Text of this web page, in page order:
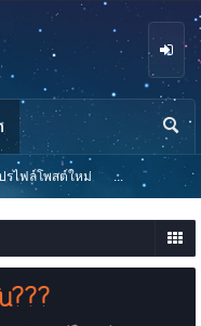
???
รไฟล์โพสต์ใหม่ ...
นห
า